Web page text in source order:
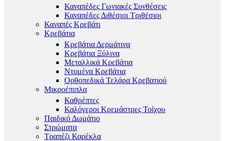
Καναπέδες Γωνιακές Συνθέσεις
Καναπέδες Διθέσιοι Τριθέσιοι
Καναπές Κρεβάτι
Κρεβάτια
Κρεβάτια Δερμάτινα
Κρεβάτια Ξύλινα
Μεταλλικά Κρεβάτια
Ντυμένα Κρεβάτια
Ορθοπεδικά Τελάρα Κρεβατιού
Μικροέπιπλα
Καθρέπτες
Καλόγεροι Κρεμάστρες Τοίχου
Παιδικό Δωμάτιο
Στρώματα
Τραπέζι Καρέκλα